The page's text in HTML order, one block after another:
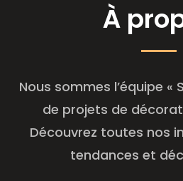
À
Nous sommes l’équipe «
de projets de
Découvrez toutes nos
tendances et